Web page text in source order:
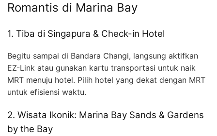
Romantis di Marina Bay
1. Tiba di Singapura & Check-in Hotel
Begitu sampai di Bandara Changi, langsung aktifkan
EZ-Link atau gunakan kartu transportasi untuk naik
MRT menuju hotel. Pilih hotel yang dekat dengan MRT
untuk efisiensi waktu.
2. Wisata Ikonik: Marina Bay Sands & Gardens
by the Bay